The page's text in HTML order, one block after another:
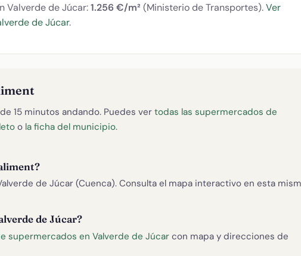
Valverde de Júcar:1.256 €/m² (Ministerio de Transportes).Ver
de Júcar.
15 minutos andando. Puedes ver todas las supermercados de
o la ficha del municipio.
de Júcar (Cuenca). Consulta el mapa interactivo en esta
de Júcar?
supermercados en Valverde de Júcar con mapa y direcciones de